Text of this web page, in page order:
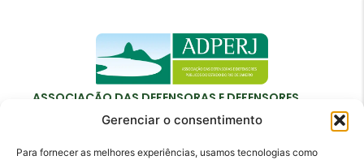
Gerenciar o consentimento
Para fornecer as melhores experiências, usamos tecnologias como
ASSOCIAÇÃO DAS DEFENSORAS E DEFENSORES
PÚBLICOS DO ESTADO DO RIO DE JANEIRO